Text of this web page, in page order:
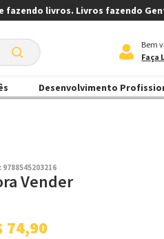
fazendo livros. Livros fazendo
Bem
Faça
Desenvolvimento
: 9788545203216
Vender
74,90